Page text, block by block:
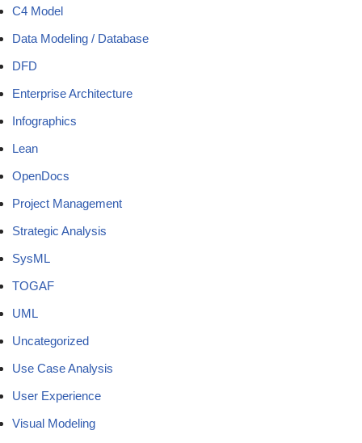
C4 Model
Data Modeling / Database
DFD
Enterprise Architecture
Infographics
Lean
OpenDocs
Project Management
Strategic Analysis
SysML
TOGAF
UML
Uncategorized
Use Case Analysis
User Experience
Visual Modeling